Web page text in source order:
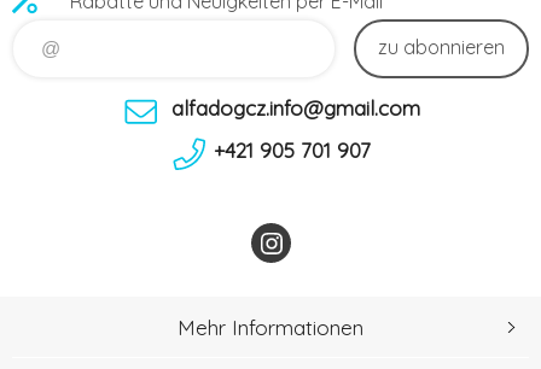
zu abonnieren
alfadogcz.info@gmail.com
+421 905 701 907
Mehr Informationen